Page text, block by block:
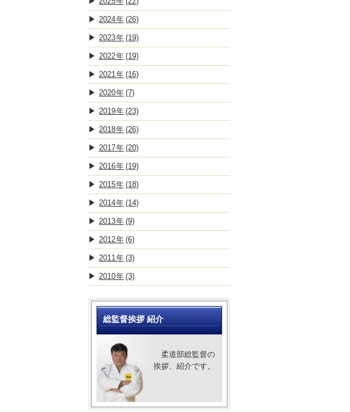
2024 (26)
2023 (19)
2022 (19)
2021 (16)
2020 (7)
2019 (23)
2018 (26)
2017 (20)
2016 (19)
2015 (18)
2014 (14)
2013 (9)
2012 (6)
2011 (3)
2010 (3)
総監督挨拶 紹介
柔道部総監督の
挨拶、紹介です。